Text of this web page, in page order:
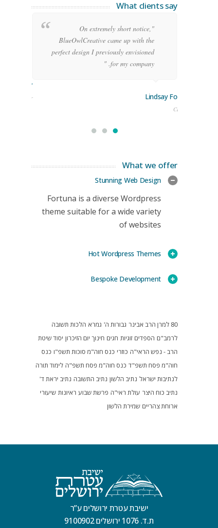
What clients say
"On extremely short notice,
BlueOwlCreative came up with the
perfect design I previously envisioned
for my company. "
Lindsay Ford
CEO
Stoner
Manager
What we offer
Stunning Web Design
Fortuna is a diverse Wordpress
theme suitable for a wide variety
of websites
Hot Wordpress Themes
Bespoke Development
80 למרן הרב אבינר גבורות ה' גמרא הלכות תשובה
לרמב"ם הספדים זוגיות חגים חינוך יום הזיכרון יסוד שיטת
הרב - נפש הראי"ה כוזרי כנס חוה"מ סוכות תשפ"ו כנס
חוה"מ פסח תשפ"ד כנס חוה"מ פסח תשפ"ה לימוד תורה
לנתיבות ישראל נתיב הלשון נתיב התשובה נתיב יראת ד'
נתיב כוח היצר עולת ראי"ה פרשת שבוע ראיונות שיעורי
ארוחת צהריים שמירת הלשון
ישיבת עטרת ירושלים ע”ר
ת.ד. 1076 ירושלים 9100902